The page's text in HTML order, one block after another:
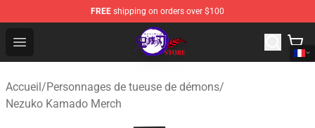
FREE shipping on orders over $100
Open menu
Kimetsu no Yaiba Store - Official Kimetsu no Yaiba
Accueil/Personnages de tueuse de démons/
Nezuko Kamado Merch